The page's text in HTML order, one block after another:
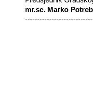
mr.sc. Marko